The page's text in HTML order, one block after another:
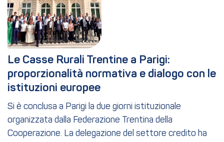
Le Casse Rurali Trentine a Parigi:
proporzionalità normativa e dialogo con le
istituzioni europee
Si è conclusa a Parigi la due giorni istituzionale
organizzata dalla Federazione Trentina della
Cooperazione. La delegazione del settore credito ha